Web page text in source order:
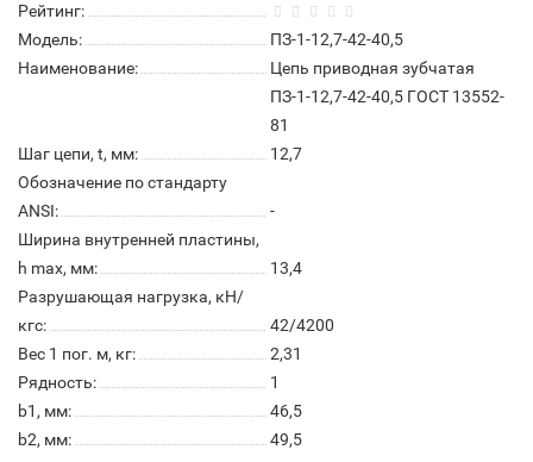
Рейтинг:
Модель:
ПЗ-1-12,7-42-40,5
Наименование:
Цепь приводная зубчатая
ПЗ-1-12,7-42-40,5 ГОСТ 13552-
81
Шаг цепи, t, мм:
12,7
Обозначение по стандарту
ANSI:
-
Ширина внутренней пластины,
h max, мм:
13,4
Разрушающая нагрузка, кН/
кгс:
42/4200
Вес 1 пог. м, кг:
2,31
Рядность:
1
b1, мм:
46,5
b2, мм:
49,5